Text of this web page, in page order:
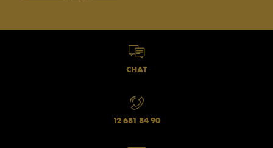
CHAT
12 681 84 90